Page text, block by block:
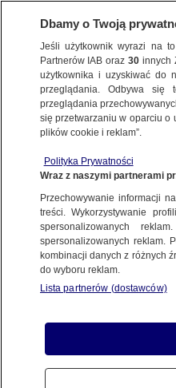
METEO
NAUKA
mogły zabić 16,5
Agnieszka Stradecka
17.09.2025, 16:41
Posłuchaj artykułu
Czyta lektor AI
Dbamy o Twoją
Jeśli użytkownik wyrazi na
Partnerów IAB oraz30 innych
użytkownika i uzyskiwać do
przeglądania. Odbywa się
przeglądania
się przetwarzaniu w oparciu o
plików cookie i reklam”.
Polityka Prywatności
Wraz z naszymi partnerami
Przechowywanie informacji
treści. Wykorzystywanie
spersonalizowanych
spersonalizowanych reklam.
kombinacji danych z różnych
do wyboru reklam.
Lista partnerów (dostawców)